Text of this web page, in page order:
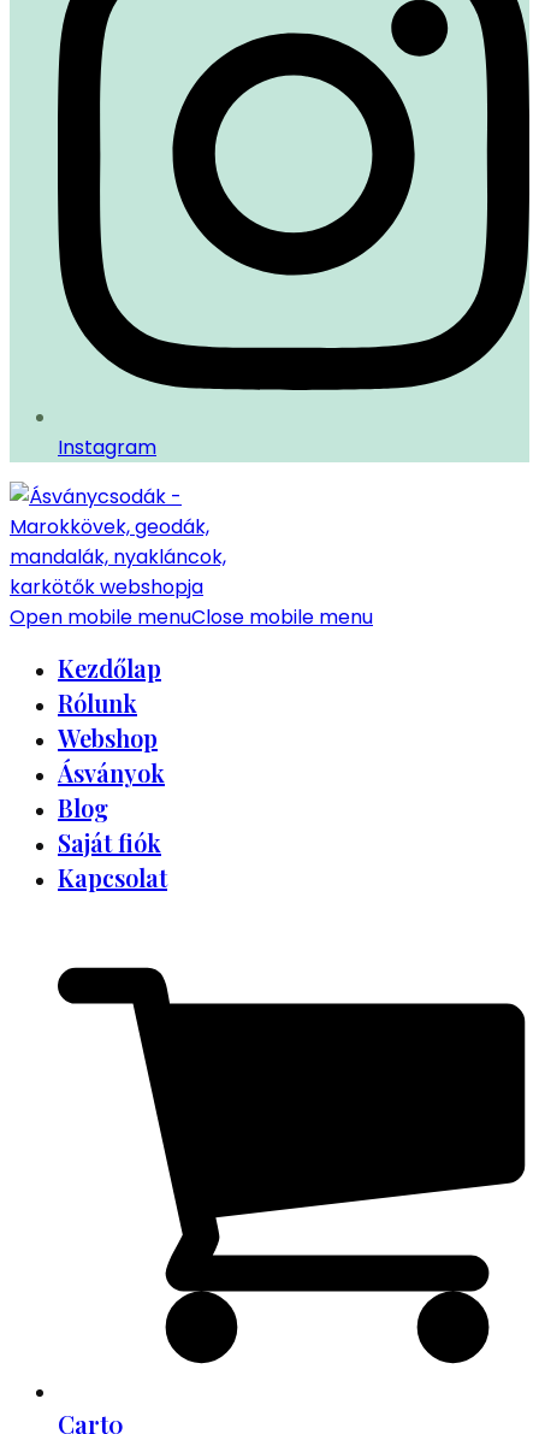
Instagram
Open mobile menuClose mobile menu
Kezdőlap
Rólunk
Webshop
Ásványok
Blog
Saját fiók
Kapcsolat
Cart0